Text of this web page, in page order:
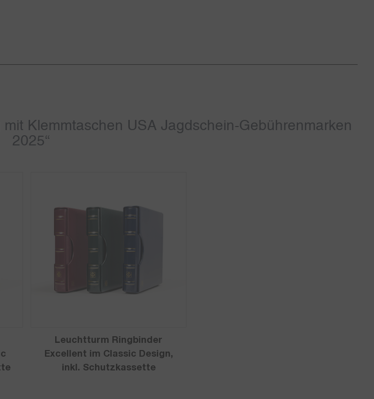
Klemmtaschen USA Jagdschein-Gebührenmarken
2025“
Leuchtturm Ringbinder
Excellent im Classic Design,
inkl. Schutzkassette